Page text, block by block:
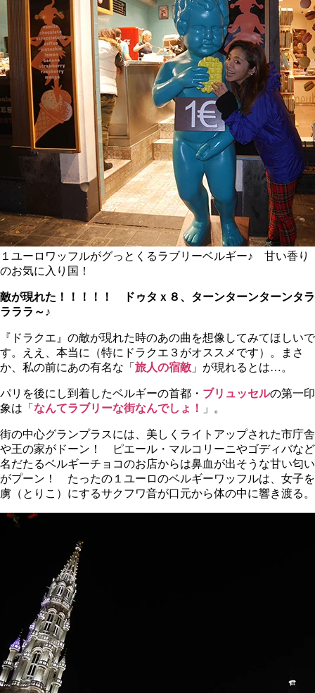
１ユーロワッフルがグっとくるラブリーベルギー♪ 甘い香り
のお気に入り国！
敵が現れた！！！！！ ドゥタｘ８、ターンターンターンタラ
ラララ～♪
『ドラクエ』の敵が現れた時のあの曲を想像してみてほしいで
す。ええ、本当に（特にドラクエ３がオススメです）。まさ
か、私の前にあの有名な「 旅人の宿敵 」が現れるとは…。
パリを後にし到着したベルギーの首都・ ブリュッセルの第一印
象は「 なんてラブリーな街なんでしょ！ 」。
街の中心グランプラスには、美しくライトアップされた市庁舎
や王の家がドーン！ ピエール・マルコリーニやゴディバなど
名だたるベルギーチョコのお店からは鼻血が出そうな甘い匂い
がプーン！ たったの１ユーロのベルギーワッフルは、女子を
虜（とりこ）にするサクフワ音が口元から体の中に響き渡る。